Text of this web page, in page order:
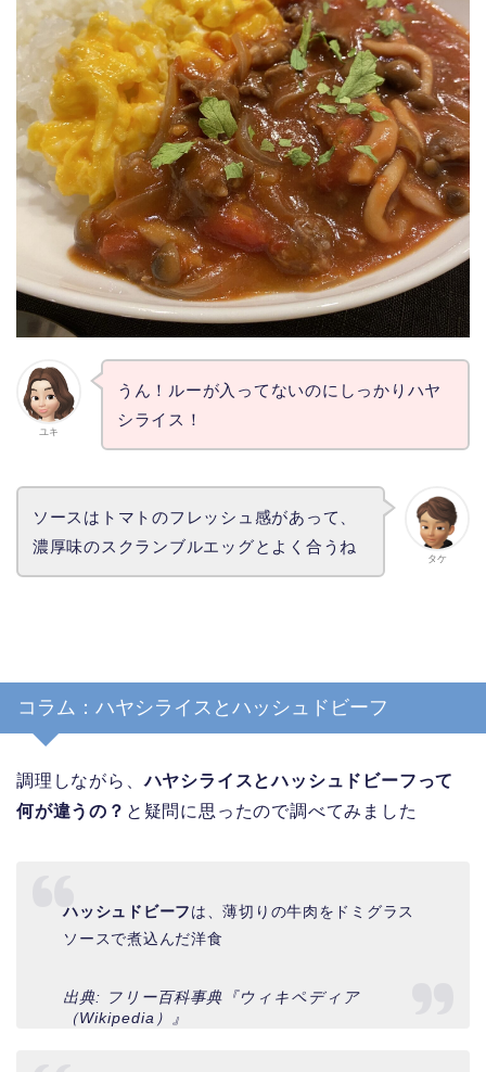
ユキ
うん！ルーが入ってないのにしっかりハヤ
シライス！
タケ
ソースはトマトのフレッシュ感があって、
濃厚味のスクランブルエッグとよく合うね
コラム：ハヤシライスとハッシュドビーフ
調理しながら、ハヤシライスとハッシュドビーフって
何が違うの？ と疑問に思ったので調べてみました
ハッシュドビーフは、薄切りの牛肉をドミグラス
ソースで煮込んだ洋食
出典: フリー百科事典『ウィキペディア
（Wikipedia）』